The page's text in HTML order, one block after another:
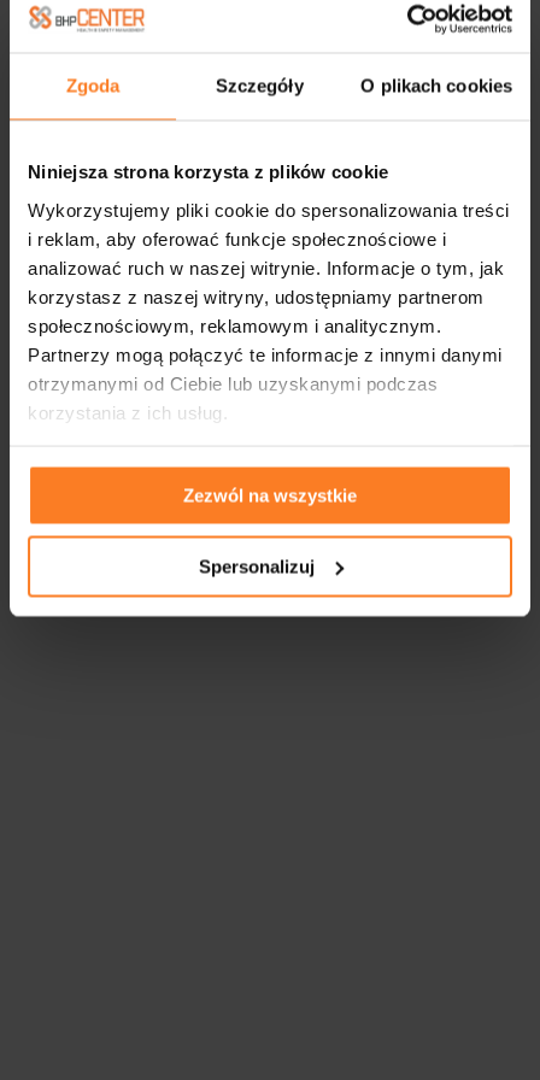
Zgoda Szczegóły O plikach cookies
Niniejsza strona korzysta z plików cookie
Wykorzystujemy pliki cookie do spersonalizowania treści
i reklam, aby oferować funkcje społecznościowe i
analizować ruch w naszej witrynie. Informacje o tym, jak
korzystasz z naszej witryny, udostępniamy partnerom
społecznościowym, reklamowym i analitycznym.
Partnerzy mogą połączyć te informacje z innymi danymi
otrzymanymi od Ciebie lub uzyskanymi podczas
korzystania z ich usług.
Zezwól na wszystkie
Spersonalizuj
FIRMY WSPÓŁPRACUJĄCE